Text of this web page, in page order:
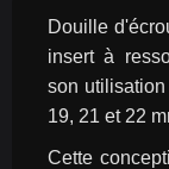
Douille
insert à
son
19, 21 et 22
Cette